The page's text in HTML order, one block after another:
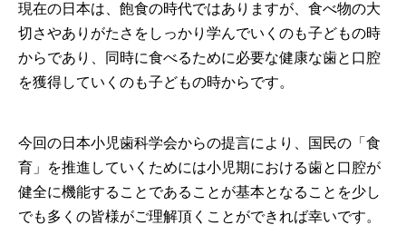
現在の日本は、飽食の時代ではありますが、食べ物の大
切さやありがたさをしっかり学んでいくのも子どもの時
からであり、同時に食べるために必要な健康な歯と口腔
を獲得していくのも子どもの時からです。
今回の日本小児歯科学会からの提言により、国民の「食
育」を推進していくためには小児期における歯と口腔が
健全に機能することであることが基本となることを少し
でも多くの皆様がご理解頂くことができれば幸いです。